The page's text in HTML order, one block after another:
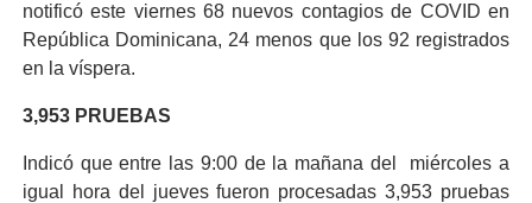
notificó este viernes 68 nuevos contagios de COVID en
República Dominicana, 24 menos que los 92 registrados
en la víspera.
3,953 PRUEBAS
Indicó que entre las 9:00 de la mañana del miércoles a
igual hora del jueves fueron procesadas 3,953 pruebas